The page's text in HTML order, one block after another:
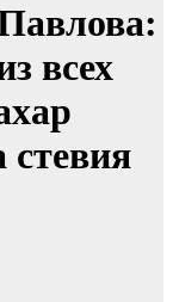
всех
стевия